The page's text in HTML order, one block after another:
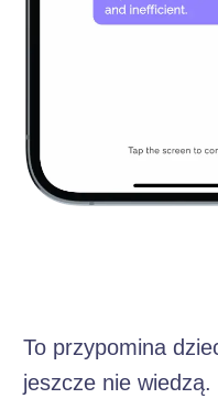
To przypomina
jeszcze nie wiedzą.